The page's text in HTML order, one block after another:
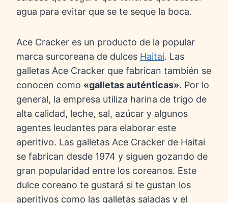
agua para evitar que se te seque la boca.
Ace Cracker es un producto de la popular
marca surcoreana de dulces Haitai. Las
galletas Ace Cracker que fabrican también se
conocen como «galletas auténticas». Por lo
general, la empresa utiliza harina de trigo de
alta calidad, leche, sal, azúcar y algunos
agentes leudantes para elaborar este
aperitivo. Las galletas Ace Cracker de Haitai
se fabrican desde 1974 y siguen gozando de
gran popularidad entre los coreanos. Este
dulce coreano te gustará si te gustan los
aperitivos como las galletas saladas y el